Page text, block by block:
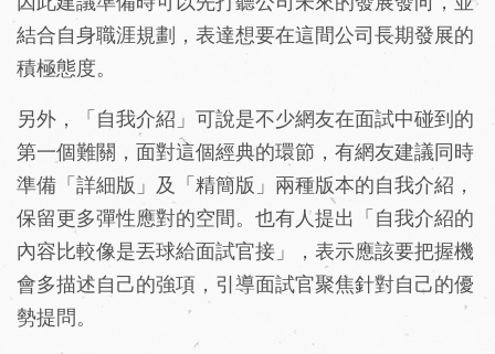
結合自身職涯規劃，表達想要在這間公司長期發展的
積極態度。
另外，「自我介紹」可說是不少網友在面試中碰到的
第一個難關，面對這個經典的環節，有網友建議同時
準備「詳細版」及「精簡版」兩種版本的自我介紹，
保留更多彈性應對的空間。也有人提出「自我介紹的
內容比較像是丟球給面試官接」，表示應該要把握機
會多描述自己的強項，引導面試官聚焦針對自己的優
勢提問。